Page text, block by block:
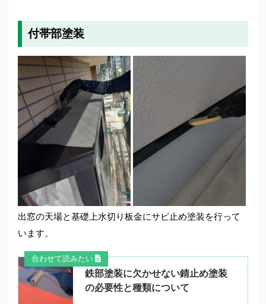
付帯部塗装
出窓の天場と基礎上水切り板金にサビ止め塗装を行って
います。
合わせて読みたい
鉄部塗装に欠かせない錆止め塗装
の必要性と種類について